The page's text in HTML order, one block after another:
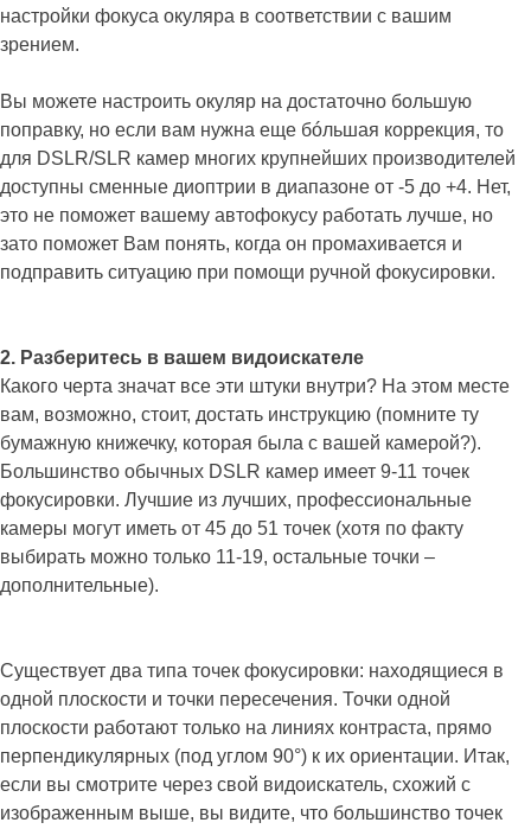
настройки фокуса окуляра в соответствии с вашим
зрением.
Вы можете настроить окуляр на достаточно большую
поправку, но если вам нужна еще бóльшая коррекция, то
для DSLR/SLR камер многих крупнейших производителей
доступны сменные диоптрии в диапазоне от -5 до +4. Нет,
это не поможет вашему автофокусу работать лучше, но
зато поможет Вам понять, когда он промахивается и
подправить ситуацию при помощи ручной фокусировки.
2. Разберитесь в вашем видоискателе
Какого черта значат все эти штуки внутри? На этом месте
вам, возможно, стоит, достать инструкцию (помните ту
бумажную книжечку, которая была с вашей камерой?).
Большинство обычных DSLR камер имеет 9-11 точек
фокусировки. Лучшие из лучших, профессиональные
камеры могут иметь от 45 до 51 точек (хотя по факту
выбирать можно только 11-19, остальные точки –
дополнительные).
Существует два типа точек фокусировки: находящиеся в
одной плоскости и точки пересечения. Точки одной
плоскости работают только на линиях контраста, прямо
перпендикулярных (под углом 90°) к их ориентации. Итак,
если вы смотрите через свой видоискатель, схожий с
изображенным выше, вы видите, что большинство точек